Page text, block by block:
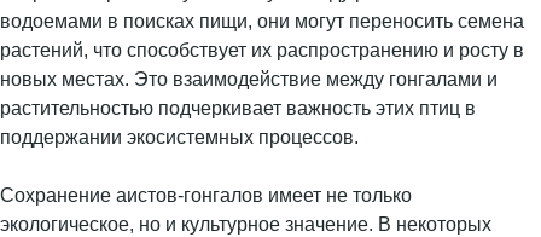
водоемами в поисках пищи, они могут переносить семена
растений, что способствует их распространению и росту в
новых местах. Это взаимодействие между гонгалами и
растительностью подчеркивает важность этих птиц в
поддержании экосистемных процессов.
Сохранение аистов-гонгалов имеет не только
экологическое, но и культурное значение. В некоторых